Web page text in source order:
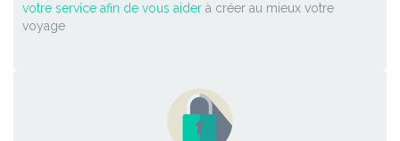
votre service afin de vous aider à créer au mieux votre
voyage